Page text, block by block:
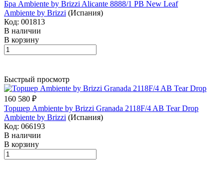
Бра Ambiente by Brizzi Alicante 8888/1 PB New Leaf
Ambiente by Brizzi (Испания)
Код: 001813
В наличии
В корзину
Быстрый просмотр
160 580 ₽
Торшер Ambiente by Brizzi Granada 2118F/4 AB Tear Drop
Ambiente by Brizzi (Испания)
Код: 066193
В наличии
В корзину